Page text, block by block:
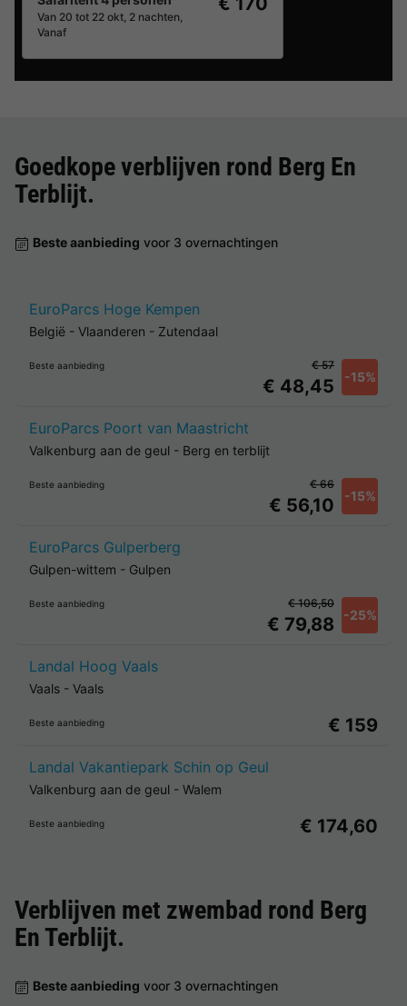
Van 20 tot 22 okt, 2 nachten,
Vanaf
Goedkope verblijven rond Berg En
Terblijt.
Beste aanbieding voor 3 overnachtingen
EuroParcs Hoge Kempen
België - Vlaanderen - Zutendaal
Beste aanbieding
€ 48,45 -15%
€ 57
EuroParcs Poort van Maastricht
Valkenburg aan de geul - Berg en terblijt
Beste aanbieding
€ 56,10 -15%
€ 66
EuroParcs Gulperberg
Gulpen-wittem - Gulpen
Beste aanbieding
€ 79,88 -25%
€ 106,50
Landal Hoog Vaals
Vaals - Vaals
Beste aanbieding € 159
Landal Vakantiepark Schin op Geul
Valkenburg aan de geul - Walem
Beste aanbieding € 174,60
Verblijven met zwembad rond Berg
En Terblijt.
Beste aanbieding voor 3 overnachtingen